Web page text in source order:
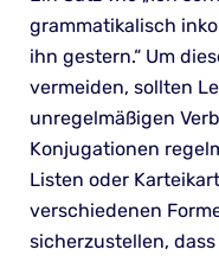
grammatikalisch
ihn gestern.“ Um
vermeiden, sollten
unregelmäßigen
Konjugationen
Listen oder
verschiedenen
sicherzustellen,